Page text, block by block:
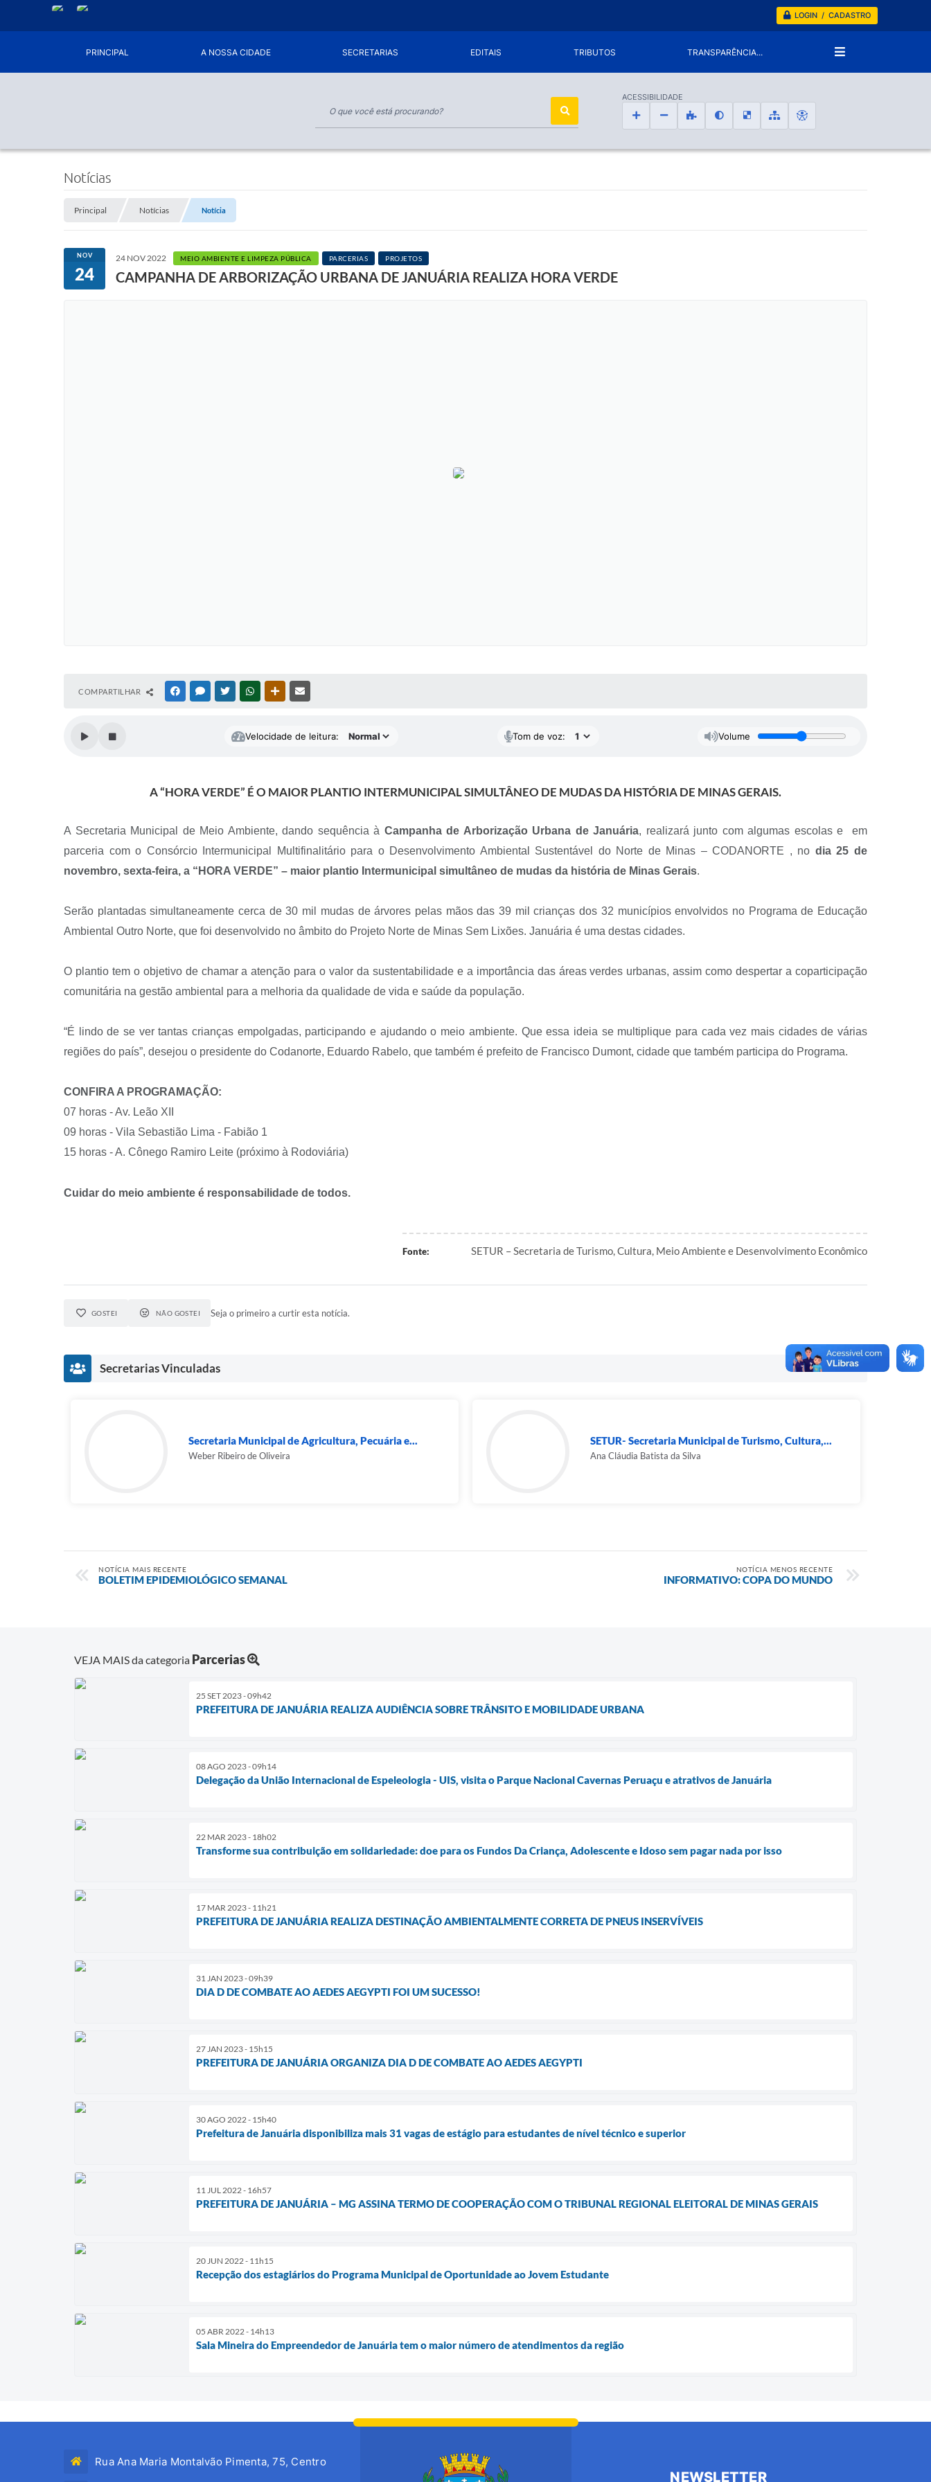
LOGIN / CADASTRO
PRINCIPAL A NOSSA CIDADE SECRETARIAS EDITAIS TRIBUTOS TRANSPARÊNCIA...
ACESSIBILIDADE
Notícias
Principal Notícias Notícia
NOV
24
24 NOV 2022 MEIO AMBIENTE E LIMPEZA PÚBLICA PARCERIAS PROJETOS
CAMPANHA DE ARBORIZAÇÃO URBANA DE JANUÁRIA REALIZA HORA VERDE
COMPARTILHAR FACEBOOKMESSENGER
TWITTERWHATSAPPOUTRAS MÍDIAS
Velocidade de leitura: Tom de voz: Volume
A “HORA VERDE” É O MAIOR PLANTIO INTERMUNICIPAL SIMULTÂNEO DE MUDAS DA HISTÓRIA DE MINAS GERAIS.
A Secretaria Municipal de Meio Ambiente, dando sequência à Campanha de Arborização Urbana de Januária, realizará junto com algumas escolas e em
parceria com o Consórcio Intermunicipal Multifinalitário para o Desenvolvimento Ambiental Sustentável do Norte de Minas – CODANORTE , no dia 25 de
novembro, sexta-feira, a “HORA VERDE” – maior plantio Intermunicipal simultâneo de mudas da história de Minas Gerais.
Serão plantadas simultaneamente cerca de 30 mil mudas de árvores pelas mãos das 39 mil crianças dos 32 municípios envolvidos no Programa de Educação
Ambiental Outro Norte, que foi desenvolvido no âmbito do Projeto Norte de Minas Sem Lixões. Januária é uma destas cidades.
O plantio tem o objetivo de chamar a atenção para o valor da sustentabilidade e a importância das áreas verdes urbanas, assim como despertar a coparticipação
comunitária na gestão ambiental para a melhoria da qualidade de vida e saúde da população.
“É lindo de se ver tantas crianças empolgadas, participando e ajudando o meio ambiente. Que essa ideia se multiplique para cada vez mais cidades de várias
regiões do país”, desejou o presidente do Codanorte, Eduardo Rabelo, que também é prefeito de Francisco Dumont, cidade que também participa do Programa.
CONFIRA A PROGRAMAÇÃO:
07 horas - Av. Leão XII
09 horas - Vila Sebastião Lima - Fabião 1
15 horas - A. Cônego Ramiro Leite (próximo à Rodoviária)
Cuidar do meio ambiente é responsabilidade de todos.
Fonte: SETUR – Secretaria de Turismo, Cultura, Meio Ambiente e Desenvolvimento Econômico
GOSTEI NÃO GOSTEI Seja o primeiro a curtir esta notícia.
Secretarias Vinculadas
Secretaria Municipal de Agricultura, Pecuária e...
Weber Ribeiro de Oliveira
SETUR- Secretaria Municipal de Turismo, Cultura,...
Ana Cláudia Batista da Silva
NOTÍCIA MAIS RECENTE
BOLETIM EPIDEMIOLÓGICO SEMANAL
NOTÍCIA MENOS RECENTE
INFORMATIVO: COPA DO MUNDO
VEJA MAIS da categoria Parcerias
25 SET 2023 - 09h42
PREFEITURA DE JANUÁRIA REALIZA AUDIÊNCIA SOBRE TRÂNSITO E MOBILIDADE URBANA
08 AGO 2023 - 09h14
Delegação da União Internacional de Espeleologia - UIS, visita o Parque Nacional Cavernas Peruaçu e atrativos de Januária
22 MAR 2023 - 18h02
Transforme sua contribuição em solidariedade: doe para os Fundos Da Criança, Adolescente e Idoso sem pagar nada por isso
17 MAR 2023 - 11h21
PREFEITURA DE JANUÁRIA REALIZA DESTINAÇÃO AMBIENTALMENTE CORRETA DE PNEUS INSERVÍVEIS
31 JAN 2023 - 09h39
DIA D DE COMBATE AO AEDES AEGYPTI FOI UM SUCESSO!
27 JAN 2023 - 15h15
PREFEITURA DE JANUÁRIA ORGANIZA DIA D DE COMBATE AO AEDES AEGYPTI
30 AGO 2022 - 15h40
Prefeitura de Januária disponibiliza mais 31 vagas de estágio para estudantes de nível técnico e superior
11 JUL 2022 - 16h57
PREFEITURA DE JANUÁRIA – MG ASSINA TERMO DE COOPERAÇÃO COM O TRIBUNAL REGIONAL ELEITORAL DE MINAS GERAIS
20 JUN 2022 - 11h15
Recepção dos estagiários do Programa Municipal de Oportunidade ao Jovem Estudante
05 ABR 2022 - 14h13
Sala Mineira do Empreendedor de Januária tem o maior número de atendimentos da região
Rua Ana Maria Montalvão Pimenta, 75, Centro
NEWSLETTER